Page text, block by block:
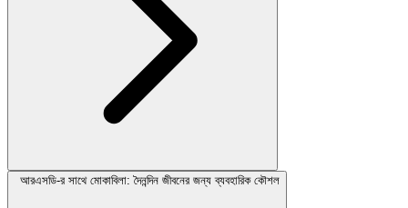
আরএসডি-র সাথে মোকাবিলা: দৈনন্দিন জীবনের জন্য ব্যবহারিক কৌশল